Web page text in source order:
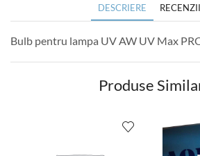
DESCRIERE
Bulb pentru lampa UV AW UV Max
Produse